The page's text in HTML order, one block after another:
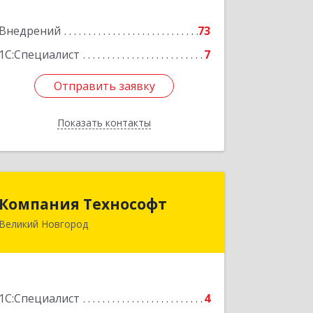
Внедрений
73
1С:Специалист
7
Отправить заявку
Показать контакты
Подробнее
Отправить заявку
Назад
Компания Технософт
Великий Новгород
1С:Специалист 4
Компания Технософт
173009, Новгородская обл, Великий
Подробнее